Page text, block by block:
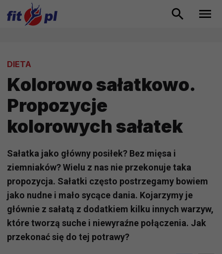
DIETA
Kolorowo sałatkowo.
Propozycje
kolorowych sałatek
Sałatka jako główny posiłek? Bez mięsa i
ziemniaków? Wielu z nas nie przekonuje taka
propozycja. Sałatki często postrzegamy bowiem
jako nudne i mało sycące dania. Kojarzymy je
głównie z sałatą z dodatkiem kilku innych warzyw,
które tworzą suche i niewyraźne połączenia. Jak
przekonać się do tej potrawy?